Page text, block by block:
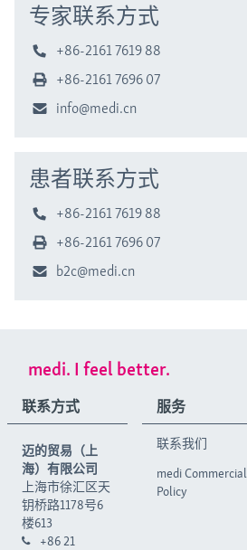
专家联系方式
+86-2161 7619 88
+86-2161 7696 07
info@medi.cn
患者联系方式
+86-2161 7619 88
+86-2161 7696 07
b2c@medi.cn
medi. I feel better.
联系方式
迈的贸易（上
海）有限公司
上海市徐汇区天
钥桥路1178号6
楼613
+86 21
服务
联系我们
medi Commercial
Policy